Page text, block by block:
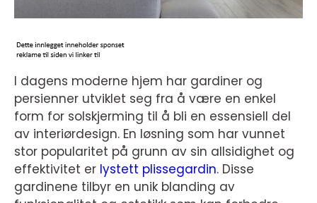
I dagens moderne hjem har gardiner og
persienner utviklet seg fra å være en enkel
form for solskjerming til å bli en essensiell del
av interiørdesign. En løsning som har vunnet
stor popularitet på grunn av sin allsidighet og
effektivitet er lystett plissegardin. Disse
gardinene tilbyr en unik blanding av